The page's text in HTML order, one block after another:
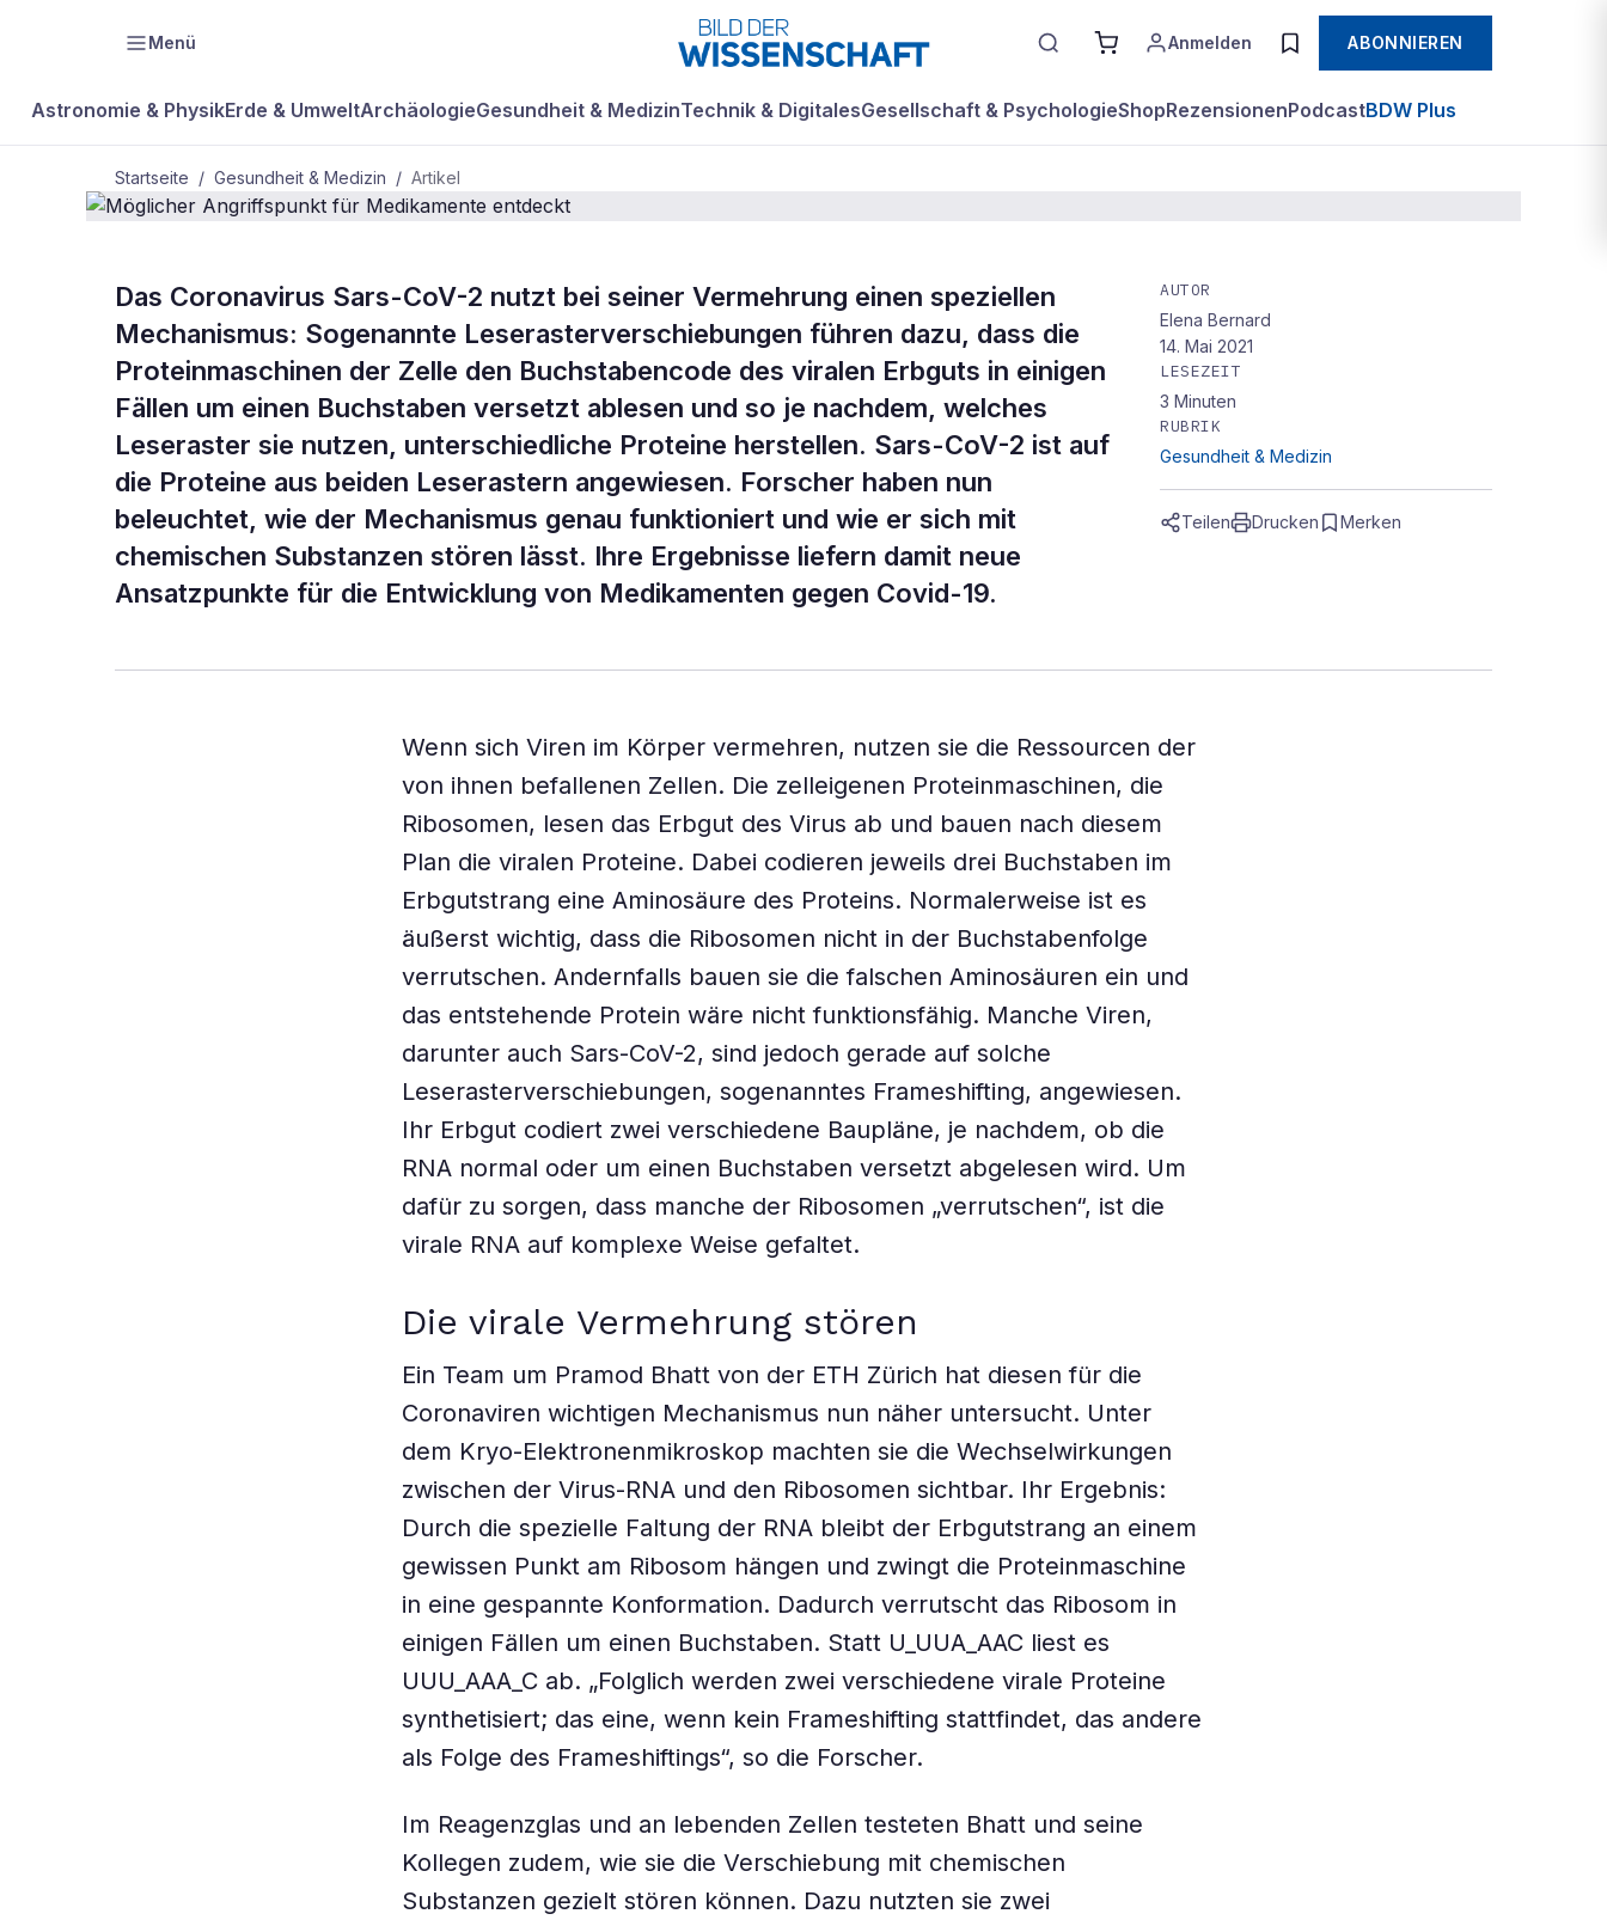
Menü Anmelden ABONNIEREN
Astronomie & PhysikErde & UmweltArchäologieGesundheit & MedizinTechnik & DigitalesGesellschaft & PsychologieShopRezensionenPodcastBDW Plus
Startseite / Gesundheit & Medizin / Artikel
GESUNDHEIT & MEDIZIN
Möglicher Angriffspunkt für
Medikamente entdeckt
Das Coronavirus Sars-CoV-2 nutzt bei seiner Vermehrung einen speziellen
Mechanismus: Sogenannte Leserasterverschiebungen führen dazu, dass die
Proteinmaschinen der Zelle den Buchstabencode des viralen Erbguts in einigen
Fällen um einen Buchstaben versetzt ablesen und so je nachdem, welches
Leseraster sie nutzen, unterschiedliche Proteine herstellen. Sars-CoV-2 ist auf
die Proteine aus beiden Leserastern angewiesen. Forscher haben nun
beleuchtet, wie der Mechanismus genau funktioniert und wie er sich mit
chemischen Substanzen stören lässt. Ihre Ergebnisse liefern damit neue
Ansatzpunkte für die Entwicklung von Medikamenten gegen Covid-19.
AUTOR
Elena Bernard
14. Mai 2021
LESEZEIT
3 Minuten
RUBRIK
Gesundheit & Medizin
Teilen Drucken Merken
Wenn sich Viren im Körper vermehren, nutzen sie die Ressourcen der
von ihnen befallenen Zellen. Die zelleigenen Proteinmaschinen, die
Ribosomen, lesen das Erbgut des Virus ab und bauen nach diesem
Plan die viralen Proteine. Dabei codieren jeweils drei Buchstaben im
Erbgutstrang eine Aminosäure des Proteins. Normalerweise ist es
äußerst wichtig, dass die Ribosomen nicht in der Buchstabenfolge
verrutschen. Andernfalls bauen sie die falschen Aminosäuren ein und
das entstehende Protein wäre nicht funktionsfähig. Manche Viren,
darunter auch Sars-CoV-2, sind jedoch gerade auf solche
Leserasterverschiebungen, sogenanntes Frameshifting, angewiesen.
Ihr Erbgut codiert zwei verschiedene Baupläne, je nachdem, ob die
RNA normal oder um einen Buchstaben versetzt abgelesen wird. Um
dafür zu sorgen, dass manche der Ribosomen „verrutschen“, ist die
virale RNA auf komplexe Weise gefaltet.
Die virale Vermehrung stören
Ein Team um Pramod Bhatt von der ETH Zürich hat diesen für die
Coronaviren wichtigen Mechanismus nun näher untersucht. Unter
dem Kryo-Elektronenmikroskop machten sie die Wechselwirkungen
zwischen der Virus-RNA und den Ribosomen sichtbar. Ihr Ergebnis:
Durch die spezielle Faltung der RNA bleibt der Erbgutstrang an einem
gewissen Punkt am Ribosom hängen und zwingt die Proteinmaschine
in eine gespannte Konformation. Dadurch verrutscht das Ribosom in
einigen Fällen um einen Buchstaben. Statt U_UUA_AAC liest es
UUU_AAA_C ab. „Folglich werden zwei verschiedene virale Proteine
synthetisiert; das eine, wenn kein Frameshifting stattfindet, das andere
als Folge des Frameshiftings“, so die Forscher.
Im Reagenzglas und an lebenden Zellen testeten Bhatt und seine
Kollegen zudem, wie sie die Verschiebung mit chemischen
Substanzen gezielt stören können. Dazu nutzten sie zwei